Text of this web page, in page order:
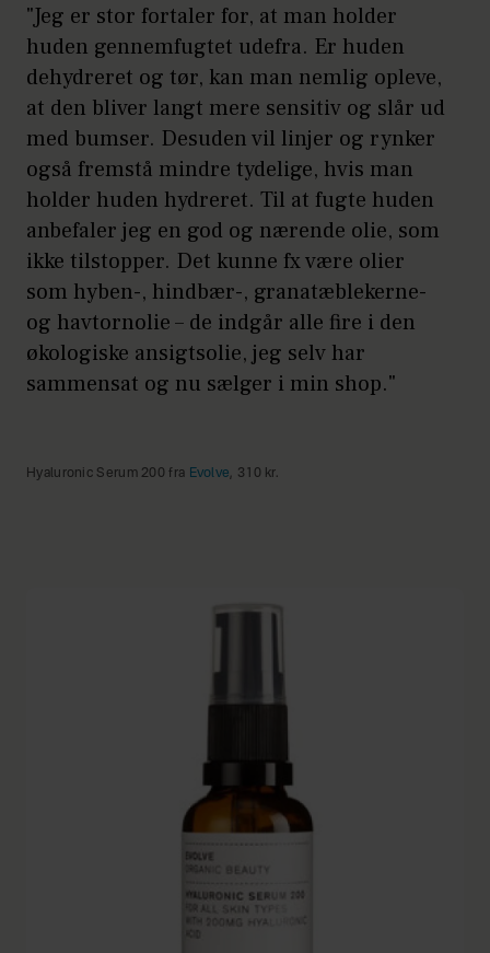
"Jeg er stor fortaler for, at man holder
huden gennemfugtet udefra. Er huden
dehydreret og tør, kan man nemlig opleve,
at den bliver langt mere sensitiv og slår ud
med bumser. Desuden vil linjer og rynker
også fremstå mindre tydelige, hvis man
holder huden hydreret. Til at fugte huden
anbefaler jeg en god og nærende olie, som
ikke tilstopper. Det kunne fx være olier
som hyben-, hindbær-, granatæblekerne-
og havtornolie– de indgår alle fire i den
økologiske ansigtsolie, jeg selv har
sammensat og nu sælger i min shop."
Hyaluronic Serum 200 fra Evolve, 310 kr.